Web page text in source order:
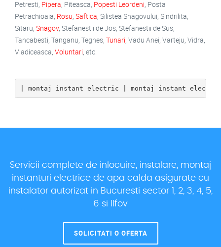
Petresti, Pipera, Piteasca, Popesti Leordeni, Posta
Petrachioaia, Rosu, Saftica, Silistea Snagovului, Sindrilita,
Sitaru, Snagov, Stefanestii de Jos, Stefanestii de Sus,
Tancabesti, Tanganu, Teghes, Tunari, Vadu Anei, Varteju, Vidra,
Vladiceasca, Voluntari, etc.
| montaj instant electric | montaj instant
Servicii complete de inlocuire, instalare, montaj
instanturi electrice de apa calda asigurate cu
instalator autorizat in Bucuresti sector 1, 2, 3, 4, 5,
6 si Ilfov
SOLICITATI O OFERTA